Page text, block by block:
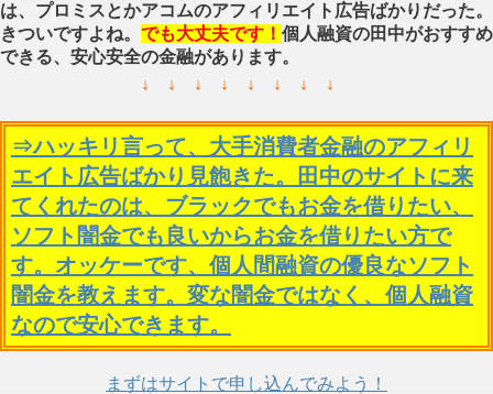
は、プロミスとかアコムのアフィリエイト広告ばかりだった。
きついですよね。 でも大丈夫です！ 個人融資の田中がおすすめ
できる、安心安全の金融があります。
↓ ↓ ↓ ↓ ↓ ↓ ↓ ↓
⇒ハッキリ言って、大手消費者金融のアフィリ
エイト広告ばかり見飽きた。田中のサイトに来
てくれたのは、ブラックでもお金を借りたい、
ソフト闇金でも良いからお金を借りたい方で
す。オッケーです、個人間融資の優良なソフト
闇金を教えます。変な闇金ではなく、個人融資
なので安心できます。
まずはサイトで申し込んでみよう！